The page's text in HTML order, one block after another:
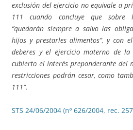
exclusión del ejercicio no equivale a
111 cuando concluye que sobre
“quedarán siempre a salvo las
hijos y prestarles alimentos”, y con
deberes y el ejercicio materno de
cubierto el interés preponderante del
restricciones podrán cesar, como
111”.
STS 24/06/2004 (nº 626/2004, rec.